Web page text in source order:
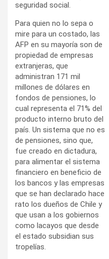
seguridad social.
Para quien no lo sepa o
mire para un costado, las
AFP en su mayoría son de
propiedad de empresas
extranjeras, que
administran 171 mil
millones de dólares en
fondos de pensiones, lo
cual representa el 71% del
producto interno bruto del
país. Un sistema que no es
de pensiones, sino que,
fue creado en dictadura,
para alimentar el sistema
financiero en beneficio de
los bancos y las empresas
que se han declarado hace
rato los dueños de Chile y
que usan a los gobiernos
como lacayos que desde
el estado subsidian sus
tropelías.